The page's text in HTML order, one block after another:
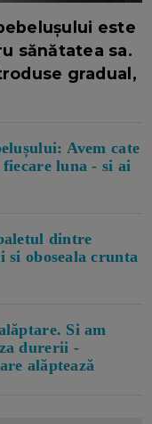
este
sănătatea sa.
gradual,
Avem cate
luna - si ai
dintre
si oboseala crunta
Si am
durerii -
alăptează